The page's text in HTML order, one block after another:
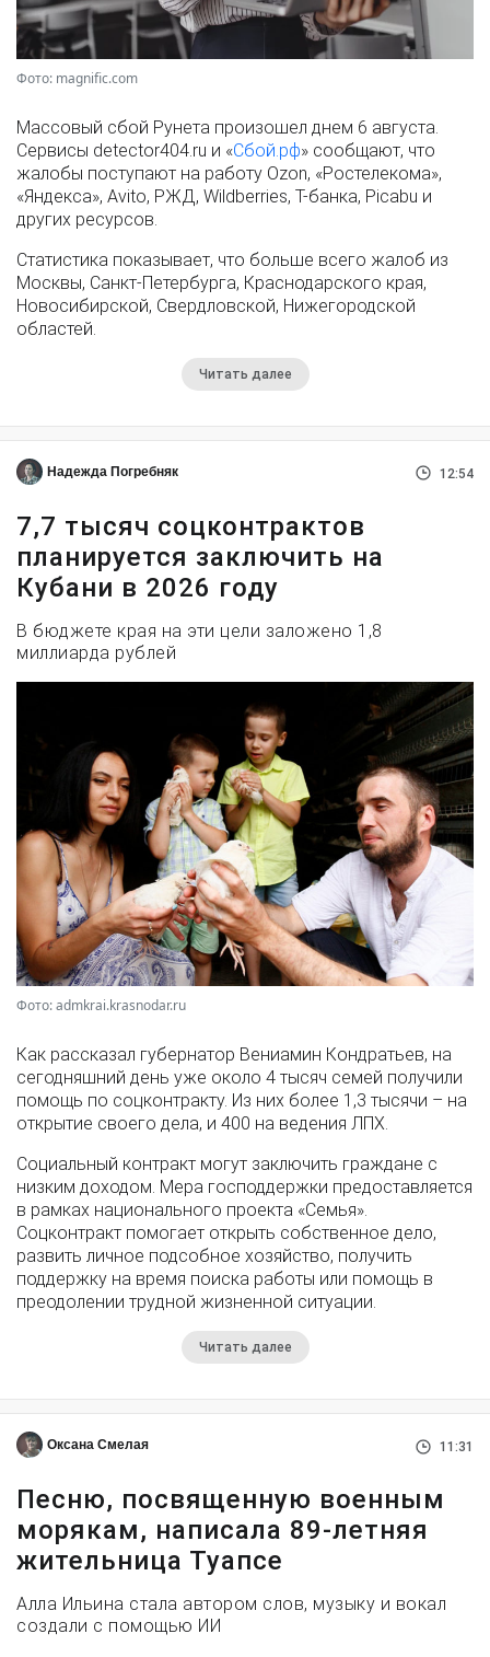
Фото: magnific.com
Массовый сбой Рунета произошел днем 6 августа.
Сервисы detector404.ru и «Сбой.рф» сообщают, что
жалобы поступают на работу Ozon, «Ростелекома»,
«Яндекса», Avito, РЖД, Wildberries, Т-банка, Picabu и
других ресурсов.
Статистика показывает, что больше всего жалоб из
Москвы, Санкт-Петербурга, Краснодарского края,
Новосибирской, Свердловской, Нижегородской
областей.
Читать далее
Надежда Погребняк 12:54
7,7 тысяч соцконтрактов
планируется заключить на
Кубани в 2026 году
В бюджете края на эти цели заложено 1,8
миллиарда рублей
Фото: admkrai.krasnodar.ru
Как рассказал губернатор Вениамин Кондратьев, на
сегодняшний день уже около 4 тысяч семей получили
помощь по соцконтракту. Из них более 1,3 тысячи – на
открытие своего дела, и 400 на ведения ЛПХ.
Социальный контракт могут заключить граждане с
низким доходом. Мера господдержки предоставляется
в рамках национального проекта «Семья».
Соцконтракт помогает открыть собственное дело,
развить личное подсобное хозяйство, получить
поддержку на время поиска работы или помощь в
преодолении трудной жизненной ситуации.
Читать далее
Оксана Смелая 11:31
Песню, посвященную военным
морякам, написала 89-летняя
жительница Туапсе
Алла Ильина стала автором слов, музыку и вокал
создали с помощью ИИ